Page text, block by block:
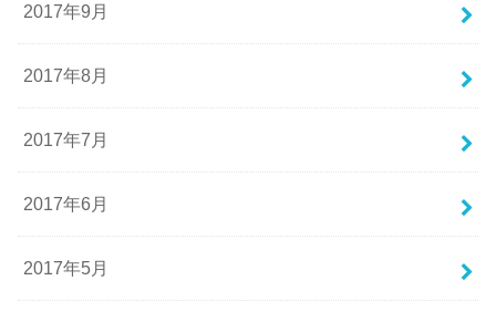
2017年9月
2017年8月
2017年7月
2017年6月
2017年5月